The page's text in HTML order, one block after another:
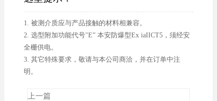
1. 被测介质应与产品接触的材料相兼容。
2. 选型附加功能代号"E” 本安防爆型Ex iaIICT5，须经安
全栅供电。
3. 其它特殊要求，敬请与本公司商洽，并在订单中注
明。
上一篇